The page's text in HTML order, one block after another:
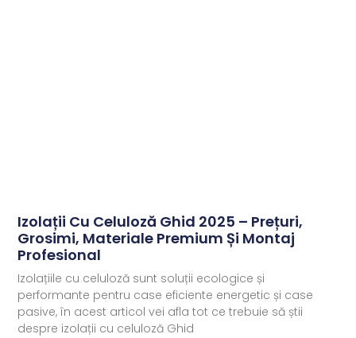
Izolații Cu Celuloză Ghid 2025 – Prețuri,
Grosimi, Materiale Premium Și Montaj
Profesional
Izolațiile cu celuloză sunt soluții ecologice și
performante pentru case eficiente energetic și case
pasive, în acest articol vei afla tot ce trebuie să știi
despre izolații cu celuloză Ghid